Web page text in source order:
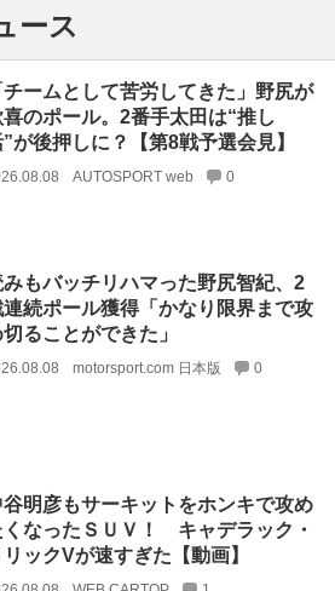
ース
チームとして苦労してきた」野尻が
喜のポール。2番手太田は“推し
が後押しに？【第8戦予選会見】
AUTOSPORT web 0
みもバッチリハマった野尻智紀、2
連続ポール獲得「かなり限界まで攻
ることができた」
motorsport.com 日本版 0
谷明彦もサーキットをホンキで攻め
くなったＳＵＶ！ キャデラック・
リックVが速すぎた【動画】